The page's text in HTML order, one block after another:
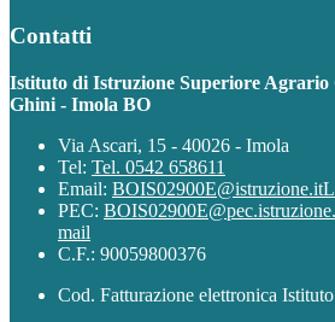
Contatti
Istituto di Istruzione Superiore Agrario
Ghini - Imola BO
Via Ascari, 15 - 40026 - Imola
Tel: Tel. 0542 658611
Email: BOIS02900E@istruzione.it
PEC:
mail
C.F.: 90059800376
Cod. Fatturazione elettronica